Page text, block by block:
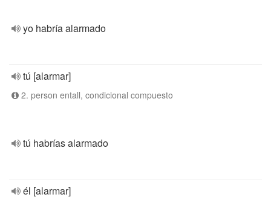
yo habría alarmado
tú [alarmar]
2. person entall, condicional compuesto
tú habrías alarmado
él [alarmar]